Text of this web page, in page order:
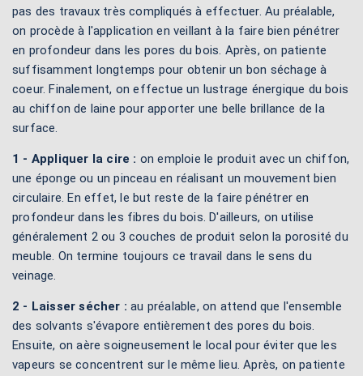
pas des travaux très compliqués à effectuer. Au préalable,
on procède à l'application en veillant à la faire bien pénétrer
en profondeur dans les pores du bois. Après, on patiente
suffisamment longtemps pour obtenir un bon séchage à
coeur. Finalement, on effectue un lustrage énergique du bois
au chiffon de laine pour apporter une belle brillance de la
surface.
1 - Appliquer la cire : on emploie le produit avec un chiffon,
une éponge ou un pinceau en réalisant un mouvement bien
circulaire. En effet, le but reste de la faire pénétrer en
profondeur dans les fibres du bois. D'ailleurs, on utilise
généralement 2 ou 3 couches de produit selon la porosité du
meuble. On termine toujours ce travail dans le sens du
veinage.
2 - Laisser sécher : au préalable, on attend que l'ensemble
des solvants s'évapore entièrement des pores du bois.
Ensuite, on aère soigneusement le local pour éviter que les
vapeurs se concentrent sur le même lieu. Après, on patiente